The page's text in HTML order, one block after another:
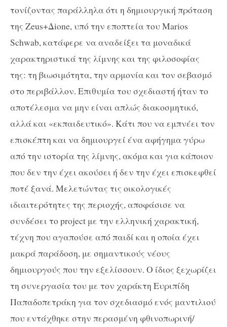
τονίζοντας παράλληλα ότι η δημιουργική πρόταση
της Zeus+Δione, υπό την εποπτεία του Marios
Schwab, κατάφερε να αναδείξει τα μοναδικά
χαρακτηριστικά της λίμνης και της φιλοσοφίας
της: τη βιωσιμότητα, την αρμονία και τον σεβασμό
στο περιβάλλον. Επιθυμία του σχεδιαστή ήταν το
αποτέλεσμα να μην είναι απλώς διακοσμητικό,
αλλά και «εκπαιδευτικό». Κάτι που να εμπνέει τον
επισκέπτη και να δημιουργεί ένα αφήγημα γύρω
από την ιστορία της λίμνης, ακόμα και για κάποιον
που δεν την έχει ακούσει ή δεν την έχει επισκεφθεί
ποτέ ξανά. Μελετώντας τις οικολογικές
ιδιαιτερότητες της περιοχής, αποφάσισε να
συνδέσει το project με την ελληνική χαρακτική,
τέχνη που αγαπούσε από παιδί και η οποία έχει
μακρά παράδοση, με σημαντικούς νέους
δημιουργούς που την εξελίσσουν. Ο ίδιος ξεχωρίζει
τη συνεργασία του με τον χαράκτη Ευριπίδη
Παπαδοπετράκη για τον σχεδιασμό ενός μαντιλιού
που εντάχθηκε στην περασμένη φθινοπωρινή/